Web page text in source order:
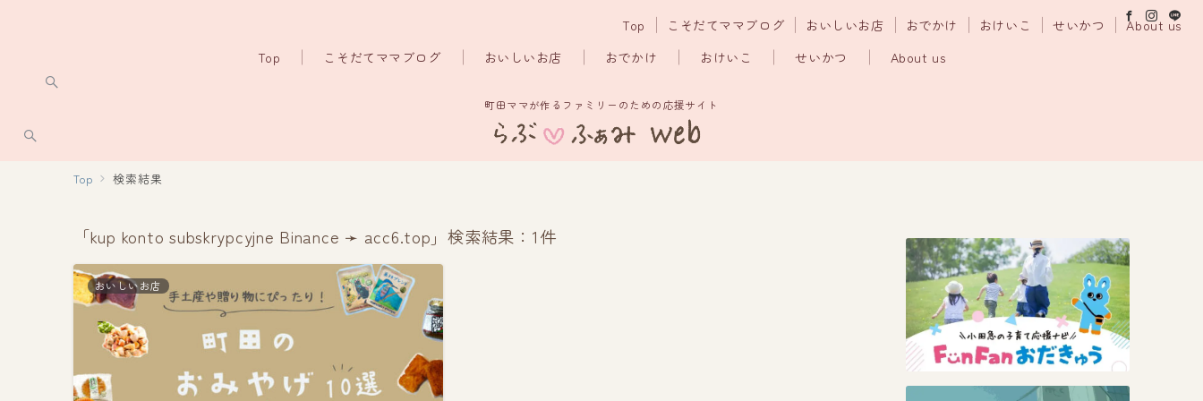
Top こそだてママブログ おいしいお店 おでかけ おけいこ せいかつ About us
Top こそだてママブログ おいしいお店 おでかけ おけいこ せいかつ About us
町田ママが作るファミリーのための応援サイト
Top 検索結果
「kup konto subskrypcyjne Binance ➛ acc6.top」検索結果：1件
おいしいお店